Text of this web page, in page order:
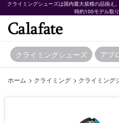
クライミングシューズは国内最大規模の品揃え
時約100モデル取
クライミングシューズ アプ
ホーム > クライミング > クライミング